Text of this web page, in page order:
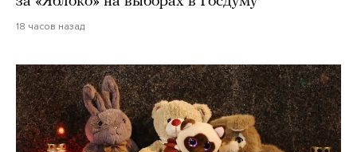
18 часов назад